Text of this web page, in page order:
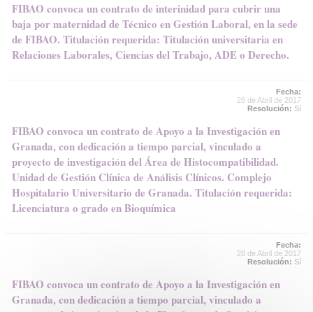
FIBAO convoca un contrato de interinidad para cubrir una
baja por maternidad de Técnico en Gestión Laboral, en la sede
de FIBAO. Titulación requerida: Titulación universitaria en
Relaciones Laborales, Ciencias del Trabajo, ADE o Derecho.
Fecha:
28 de Abril de 2017
Resolución: Sí
FIBAO convoca un contrato de Apoyo a la Investigación en
Granada, con dedicación a tiempo parcial, vinculado a
proyecto de investigación del Área de Histocompatibilidad.
Unidad de Gestión Clínica de Análisis Clínicos. Complejo
Hospitalario Universitario de Granada. Titulación requerida:
Licenciatura o grado en Bioquímica
Fecha:
28 de Abril de 2017
Resolución: Sí
FIBAO convoca un contrato de Apoyo a la Investigación en
Granada, con dedicación a tiempo parcial, vinculado a